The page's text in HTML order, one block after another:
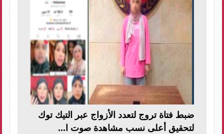
ضبط فتاة تروج لتعدد الأزواج عبر التيك توك
لتحقيق أعلى نسب مشاهدة صوت ا...